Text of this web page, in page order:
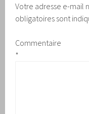
Votre adresse e-mail
obligatoires sont
Commentaire
*